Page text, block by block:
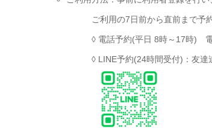
ご利用の7日前から直前まで予
◊ 電話予約(平日 8時～17時)
◊ LINE予約(24時間受付)：友達